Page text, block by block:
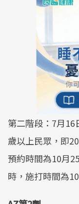
第二階段：7月
歲以上民眾，即
預約時間為10月
時，施打時間為